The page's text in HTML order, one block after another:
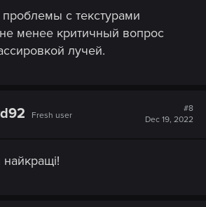
с текстурами
менее критичный вопрос
лучей.
Fresh user
#8
Dec 19, 2022